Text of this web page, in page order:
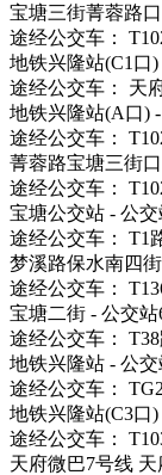
宝塘三街菁蓉路
途经公交车：
地铁兴隆站(C1口
途经公交车： 天
地铁兴隆站(A口)
途经公交车：
菁蓉路宝塘三街
途经公交车：
宝塘公交站 - 公交
途经公交车： T1
梦溪路保水南四
途经公交车：
宝塘二街 - 公交站
途经公交车：
地铁兴隆站 - 公交
途经公交车：
地铁兴隆站(C3口
途经公交车：
天府微巴7号线